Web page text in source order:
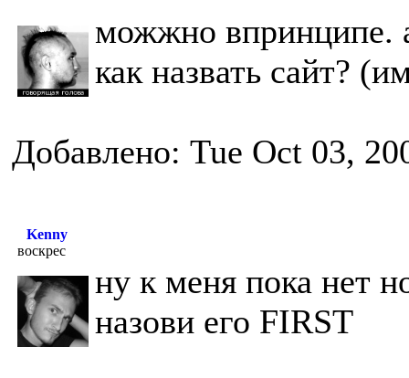
можжно впринципе.
как назвать сайт?
Добавлено: Tue Oct 03,
Kenny
воскрес
ну к меня пока нет
назови его FIRST